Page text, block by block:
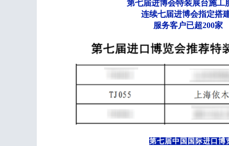
第七届进博会特装展台施工服
连续七届进博会指定搭建
服务客户已超200家
第七届中国国际进口博